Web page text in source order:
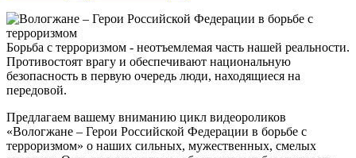
Борьба с терроризмом - неотъемлемая часть нашей реальности.
Противостоят врагу и обеспечивают национальную
безопасность в первую очередь люди, находящиеся на
передовой.
Предлагаем вашему вниманию цикл видеороликов
«Вологжане – Герои Российской Федерации в борьбе с
терроризмом» о наших сильных, мужественных, смелых